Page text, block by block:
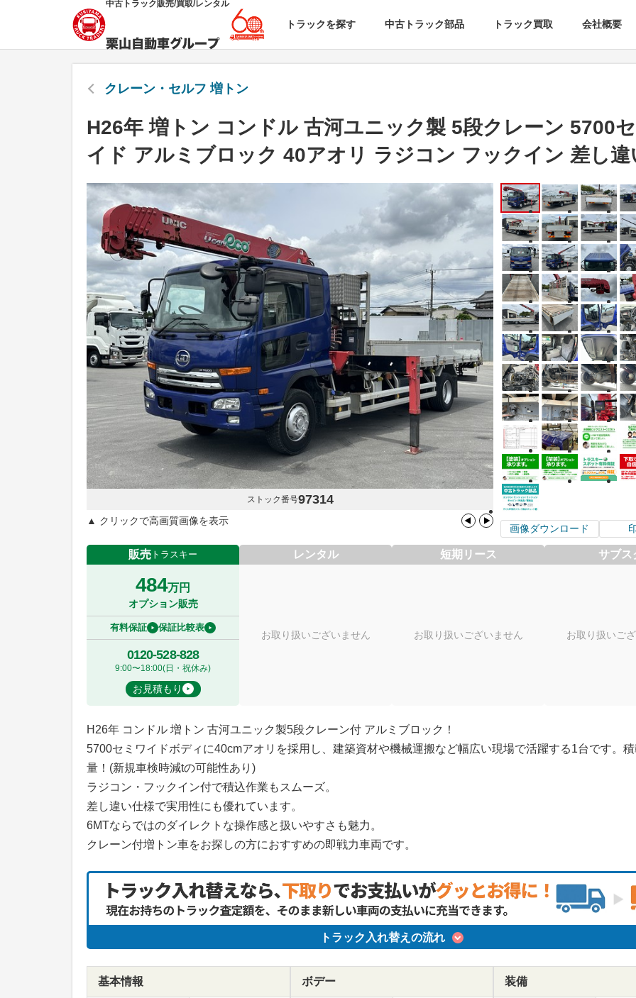
中古トラック販売/買取/レンタル
トラックを探す 中古トラック部品 トラック買取 会社概要
クレーン・セルフ 増トン
H26年 増トン コンドル 古河ユニック製 5段クレーン 5700
イド アルミブロック 40アオリ ラジコン フックイン 差し違
ストック番号97314
▲ クリックで高画質画像を表示
画像ダウンロード
販売 トラスキー
484万円
オプション販売
有料保証 保証比較表
0120-528-828
9:00〜18:00(日・祝休み)
お見積もり
レンタル
お取り扱いございません
短期リース
お取り扱いございません
サブス
お取り扱いご
H26年 コンドル 増トン 古河ユニック製5段クレーン付 アルミブロック！
5700セミワイドボディに40cmアオリを採用し、建築資材や機械運搬など幅広い現場で活躍する1台です。
量！(新規車検時減tの可能性あり)
ラジコン・フックイン付で積込作業もスムーズ。
差し違い仕様で実用性にも優れています。
6MTならではのダイレクトな操作感と扱いやすさも魅力。
クレーン付増トン車をお探しの方におすすめの即戦力車両です。
トラック入れ替えの流れ
基本情報 ボデー 装備